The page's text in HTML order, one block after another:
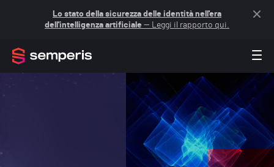
Lo stato della sicurezza delle identità nell'era
dell'intelligenza artificiale — Leggi il rapporto qui.